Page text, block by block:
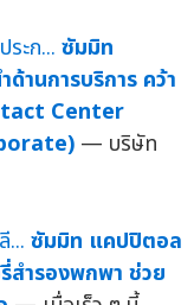
ซัมมิท
านการบริการ คว้า
Center
— บริษัท
ซัมมิท แคปปิตอล
สำรองพกพา ช่วย